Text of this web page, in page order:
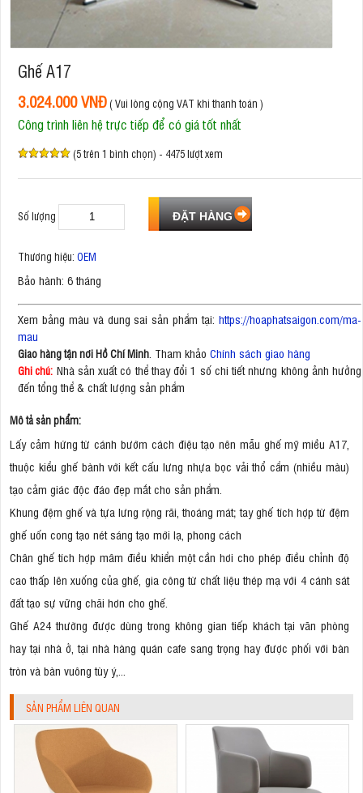
Ghế A17
3.024.000 VNĐ( Vui lòng cộng VAT khi thanh toán )
Công trình liên hệ trực tiếp để có giá tốt nhất
(5 trên 1 bình chọn) - 4475 lượt xem
Số lượng
Thương hiệu: OEM
Bảo hành: 6 tháng
Xem bảng màu và dung sai sản phẩm tại: https://hoaphatsaigon.com/ma-
mau
Giao hàng tận nơi Hồ Chí Minh . Tham khảo Chính sách giao hàng
Ghi chú: Nhà sản xuất có thể thay đổi 1 số chi tiết nhưng không ảnh hưởng
đến tổng thể & chất lượng sản phẩm
Mô tả sản phẩm:
Lấy cảm hứng từ cánh bướm cách điệu tạo nên mẫu ghế mỹ miều A17,
thuộc kiểu ghế bành với kết cấu lưng nhựa bọc vải thổ cẩm (nhiều màu)
tạo cảm giác độc đáo đẹp mắt cho sản phẩm.
Khung đệm ghế và tựa lưng rộng rãi, thoáng mát; tay ghế tích hợp từ đệm
ghế uốn cong tạo nét sáng tạo mới lạ, phong cách
Chân ghế tích hợp mâm điều khiển một cần hơi cho phép điều chỉnh độ
cao thấp lên xuống của ghế, gia công từ chất liệu thép mạ với 4 cánh sát
đất tạo sự vững chãi hơn cho ghế.
Ghế A24 thường được dùng trong không gian tiếp khách tại văn phòng
hay tại nhà ở, tại nhà hàng quán cafe sang trọng hay được phối với bàn
tròn và bàn vuông tùy ý,...
SẢN PHẨM LIÊN QUAN